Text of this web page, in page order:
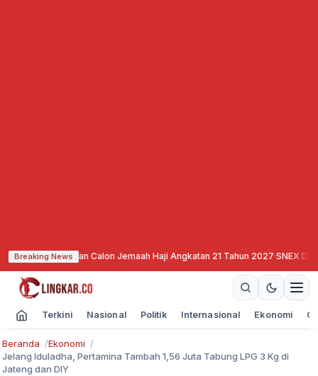
Breaking NewsCalon Jemaah Haji Angkatan 21 Tahun 2027·SNEX Dilantik,
Terkini Nasional Politik Internasional Ekonomi
Beranda
Ekonomi
Jelang Iduladha, Pertamina Tambah 1,56 Juta Tabung LPG 3 Kg di
Jateng dan DIY